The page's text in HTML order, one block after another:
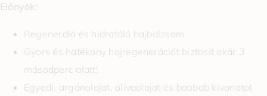
Előnyök:
Regeneráló és hidratáló hajbalzsam.
Gyors és hatékony hajregenerációt biztosít akár 3
másodperc alatt!
Egyedi, argánolajat, olívaolajat és baobab kivonatot